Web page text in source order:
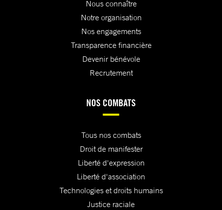
Nous connaître
Notre organisation
Nos engagements
Transparence financière
Devenir bénévole
Recrutement
NOS COMBATS
Tous nos combats
Droit de manifester
Liberté d'expression
Liberté d'association
Technologies et droits humains
Justice raciale